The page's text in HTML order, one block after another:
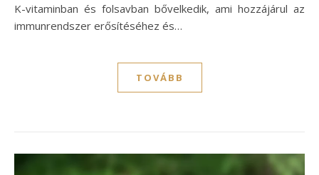
K-vitaminban és folsavban bővelkedik, ami hozzájárul az
immunrendszer erősítéséhez és…
TOVÁBB